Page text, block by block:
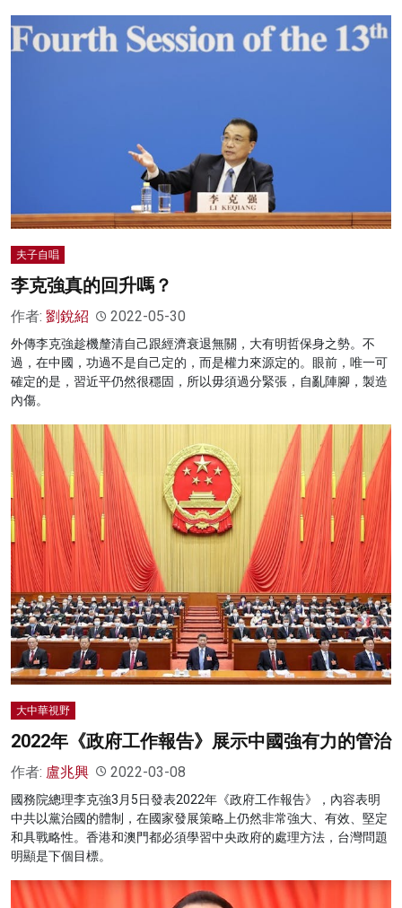
夫子自唱
李克強真的回升嗎？
作者: 劉銳紹 2022-05-30
外傳李克強趁機釐清自己跟經濟衰退無關，大有明哲保身之勢。不
過，在中國，功過不是自己定的，而是權力來源定的。眼前，唯一可
確定的是，習近平仍然很穩固，所以毋須過分緊張，自亂陣腳，製造
內傷。
大中華視野
2022年《政府工作報告》展示中國強有力的管治
作者: 盧兆興 2022-03-08
國務院總理李克強3月5日發表2022年《政府工作報告》，內容表明
中共以黨治國的體制，在國家發展策略上仍然非常強大、有效、堅定
和具戰略性。香港和澳門都必須學習中央政府的處理方法，台灣問題
明顯是下個目標。